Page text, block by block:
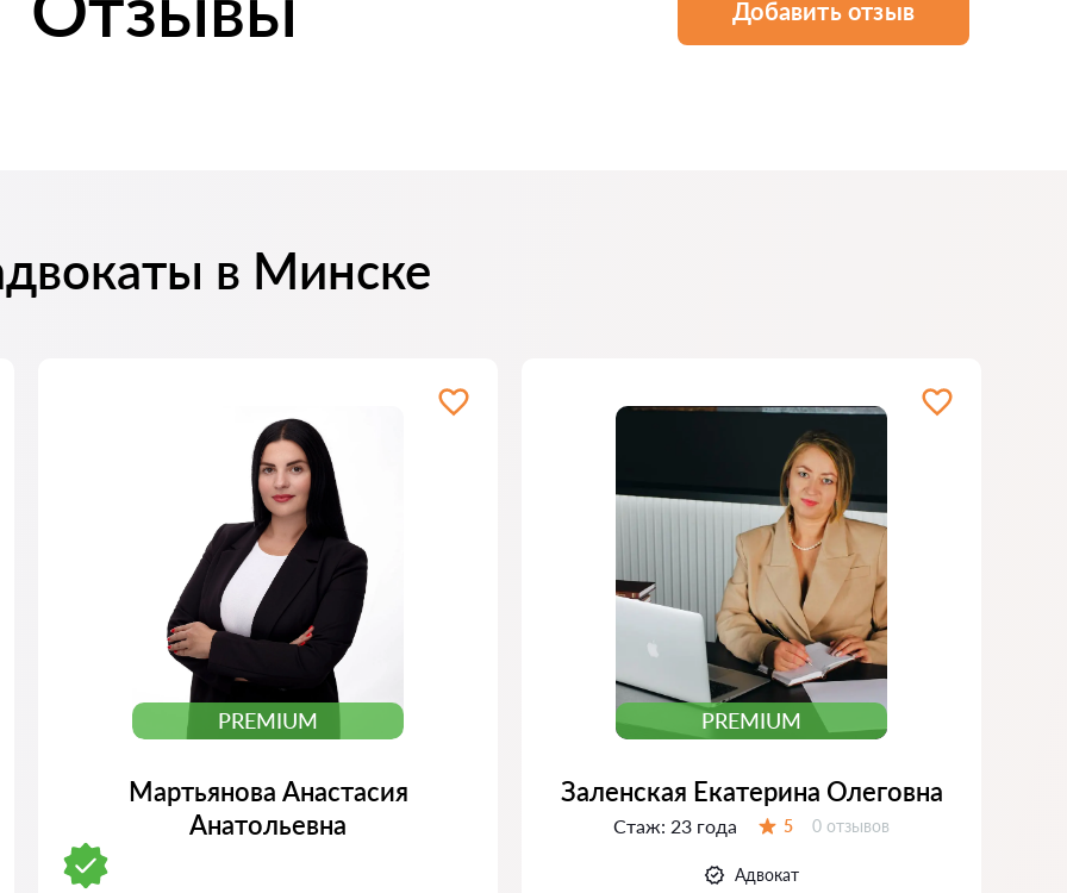
Добавить отзыв
в Минске
PREMIUM
Мартьянова Анастасия
Анатольевна
PREMIUM
Заленская Екатерина Олеговна
Стаж: 23 года 5 Отзывов:
0 отзывов
Адвокат